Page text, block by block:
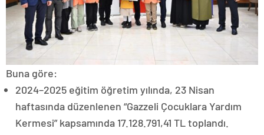
Buna göre:
2024–2025 eğitim öğretim yılında, 23 Nisan
haftasında düzenlenen “Gazzeli Çocuklara Yardım
Kermesi” kapsamında 17.128.791,41 TL toplandı.